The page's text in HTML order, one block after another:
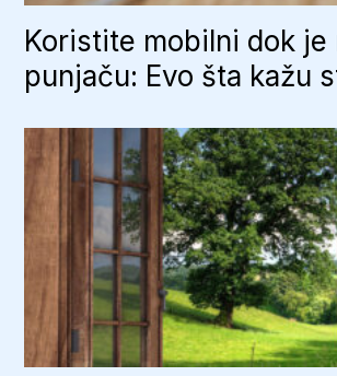
Koristite mobilni dok je
punjaču: Evo šta kažu